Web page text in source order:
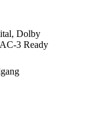
Dolby
3 Ready